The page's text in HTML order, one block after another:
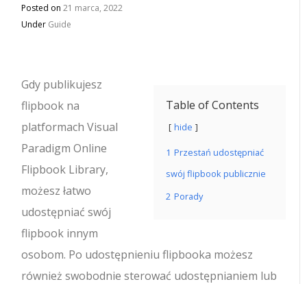
Posted on21 marca, 2022
Under Guide
Table of Contents
hide
1 Przestań udostępniać
swój flipbook publicznie
2 Porady
Gdy publikujesz
flipbook na
platformach Visual
Paradigm Online
Flipbook Library,
możesz łatwo
udostępniać swój
flipbook innym
osobom. Po udostępnieniu flipbooka możesz
również swobodnie sterować udostępnianiem lub